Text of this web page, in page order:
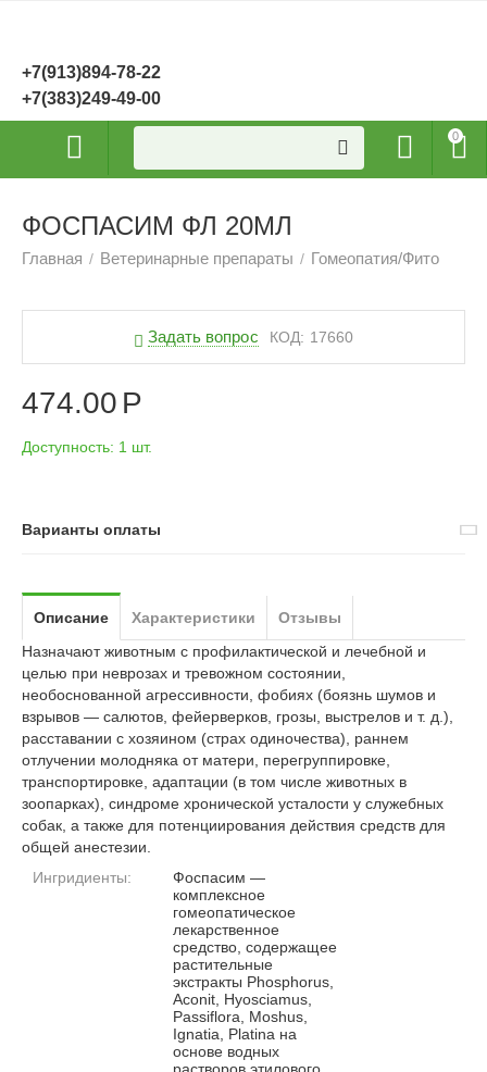
+7(913)894-78-22
+7(383)249-49-00
0
ФОСПАСИМ ФЛ 20МЛ
Главная / Ветеринарные препараты / Гомеопатия/Фито
Задать вопрос КОД: 17660
474.00 Р
Доступность: 1 шт.
Варианты оплаты
Описание Характеристики
Отзывы
Назначают животным с профилактической и лечебной и
целью при неврозах и тревожном состоянии,
необоснованной агрессивности, фобиях (боязнь шумов и
взрывов — салютов, фейерверков, грозы, выстрелов и т. д.),
расставании с хозяином (страх одиночества), раннем
отлучении молодняка от матери, перегруппировке,
транспортировке, адаптации (в том числе животных в
зоопарках), синдроме хронической усталости у служебных
собак, а также для потенциирования действия средств для
общей анестезии.
Ингридиенты:
Фоспасим —
комплексное
гомеопатическое
лекарственное
средство, содержащее
растительные
экстракты Phosphorus,
Aconit, Hyosciamus,
Passiflora, Moshus,
Ignatia, Platina на
основе водных